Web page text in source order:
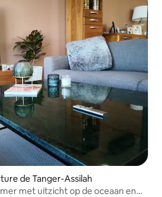
de Tanger-Assilah
met uitzicht op de oceaan en